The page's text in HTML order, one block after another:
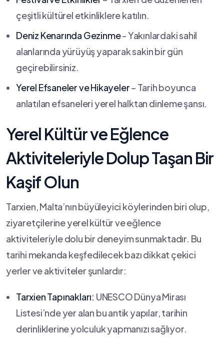
çeşitli kültürel etkinliklere katılın.
Deniz Kenarında Gezinme-​ Yakınlardaki sahil
alanlarında yürüyüş yaparak sakin bir gün
geçirebilirsiniz.
Yerel Efsaneler ve Hikayeler– ⁣Tarih⁤ boyunca
anlatılan efsaneleri yerel halktan dinleme şansı.
Yerel Kültür ve Eğlence
Aktiviteleriyle​ Dolup Taşan Bir
Kaşif Olun
Tarxien, Malta’nın büyüleyici köylerinden biri olup,
ziyaretçilerine yerel⁣ kültür ve eğlence
⁤aktiviteleriyle dolu bir deneyim sunmaktadır. Bu
tarihi mekanda keşfedilecek bazı dikkat çekici
yerler ve aktiviteler şunlardır:
Tarxien Tapınakları: UNESCO Dünya Mirası
Listesi’nde yer alan bu antik yapılar, tarihin
derinliklerine yolculuk yapmanızı sağlıyor.